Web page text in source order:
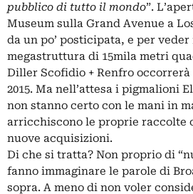
pubblico di tutto il mondo”.
Museum sulla Grand Avenue a
da un po’ posticipata, e per
megastruttura di 15mila metri
Diller Scofidio + Renfro
2015. Ma nell’attesa i pigmalioni
non stanno certo con le mani in
arricchiscono le proprie raccolte
nuove acquisizioni.
Di che si tratta? Non proprio di
fanno immaginare le parole di
sopra. A meno di non voler